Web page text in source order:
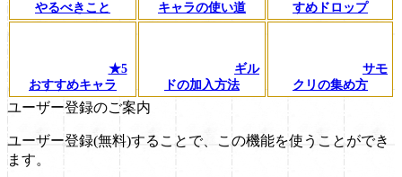
やるべきこと
キャラの使い道
すめドロップ
★5
おすすめキャラ
ギル
ドの加入方法
サモ
クリの集め方
ユーザー登録のご案内
ユーザー登録(無料)することで、この機能を使うことができ
ます。